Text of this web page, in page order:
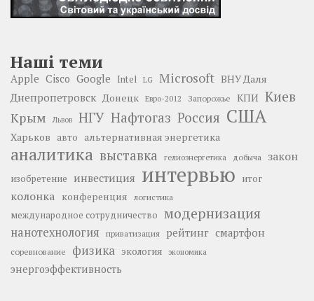
Наші теми
Apple Cisco Google Intel LG Microsoft ВНУ Даля
Днепропетровск Донецк Евро-2012 Запорожье КПИ Киев
Крым Львов НГУ Нафтогаз Россия США
Харьков авто альтернативная энергетика
аналитика выставка гелиоэнергетика добыча закон
изобретение инвестиция интервью итог
колонка конференция логистика
международное сотрудничество модернизация
нанотехнология приватизация рейтинг смартфон
соревнование физика экология экономика
энергоэффективность